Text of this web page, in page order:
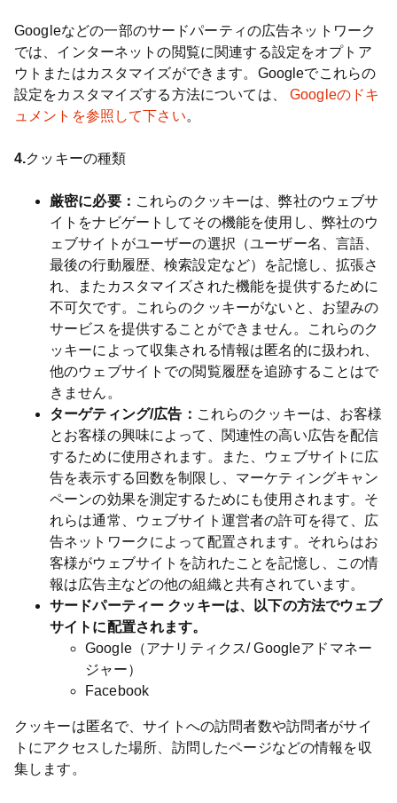
Googleなどの一部のサードパーティの広告ネットワーク
では、インターネットの閲覧に関連する設定をオプトア
ウトまたはカスタマイズができます。Googleでこれらの
設定をカスタマイズする方法については、 Googleのドキ
ュメントを参照して下さい。
4.クッキーの種類
厳密に必要： これらのクッキーは、弊社のウェブサ
イトをナビゲートしてその機能を使用し、弊社のウ
ェブサイトがユーザーの選択（ユーザー名、言語、
最後の行動履歴、検索設定など）を記憶し、拡張さ
れ、またカスタマイズされた機能を提供するために
不可欠です。これらのクッキーがないと、お望みの
サービスを提供することができません。これらのク
ッキーによって収集される情報は匿名的に扱われ、
他のウェブサイトでの閲覧履歴を追跡することはで
きません。
ターゲティング/広告： これらのクッキーは、お客様
とお客様の興味によって、関連性の高い広告を配信
するために使用されます。また、ウェブサイトに広
告を表示する回数を制限し、マーケティングキャン
ペーンの効果を測定するためにも使用されます。そ
れらは通常、ウェブサイト運営者の許可を得て、広
告ネットワークによって配置されます。それらはお
客様がウェブサイトを訪れたことを記憶し、この情
報は広告主などの他の組織と共有されています。
サードパーティー クッキーは、以下の方法でウェブ
サイトに配置されます。
Google（アナリティクス/ Googleアドマネー
ジャー）
Facebook
クッキーは匿名で、サイトへの訪問者数や訪問者がサイ
トにアクセスした場所、訪問したページなどの情報を収
集します。